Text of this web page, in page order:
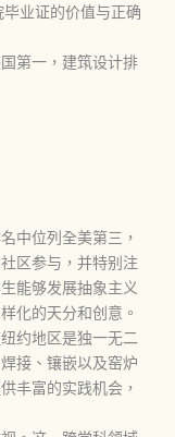
业证的价值与正确
第一，建筑设计排
中位列全美第三，
区参与，并特别注
能够发展抽象主义
化的天分和创意。
约地区是独一无二
接、镶嵌以及窑炉
丰富的实践机会，